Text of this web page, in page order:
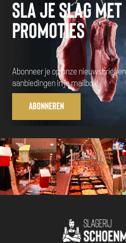
Sla je slag met
promoties
Abonneer je op onze nieuwsbrief
aanbiedingen in je mailbox!
Abonneren